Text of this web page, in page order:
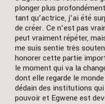
plonger plus
tant qu’actrice, j’ai été
de créer. Ce n’est pas
peut vraiment répéter,
me suis sentie très
honorer cette partie
le moment qui va la
dont elle regarde le
dédain des institutions
pouvoir et Egwene est